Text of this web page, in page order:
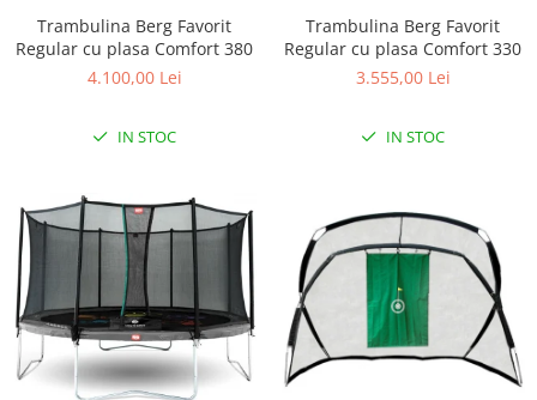
Lampi de veghe
Mobilier Birou
Saltele de infasat
Trambulina Berg Favorit
Regular cu plasa Comfort 380
4.100,00 Lei
IN STOC
Trambulina Berg Favorit
Regular cu plasa Comfort 330
3.555,00 Lei
IN STOC